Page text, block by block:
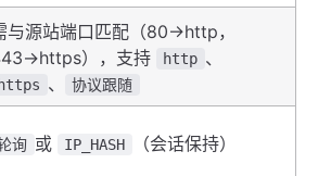
与源站端口匹配（80→http，
），支持
http 、
https 、 协议跟随
询 或 IP_HASH （会话保持）